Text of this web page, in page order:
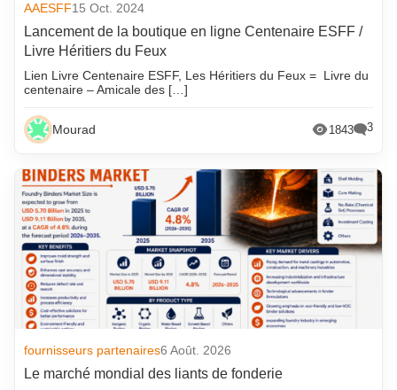
AAESFF15 Oct. 2024
Lancement de la boutique en ligne Centenaire ESFF /
Livre Héritiers du Feux
Lien Livre Centenaire ESFF, Les Héritiers du Feux = Livre du
centenaire – Amicale des […]
Mourad 1843 3
fournisseurs partenaires6 Août. 2026
Le marché mondial des liants de fonderie